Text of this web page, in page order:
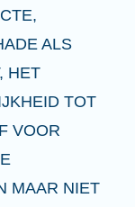
ALS
HET
TOT
VOOR
MAAR NIET